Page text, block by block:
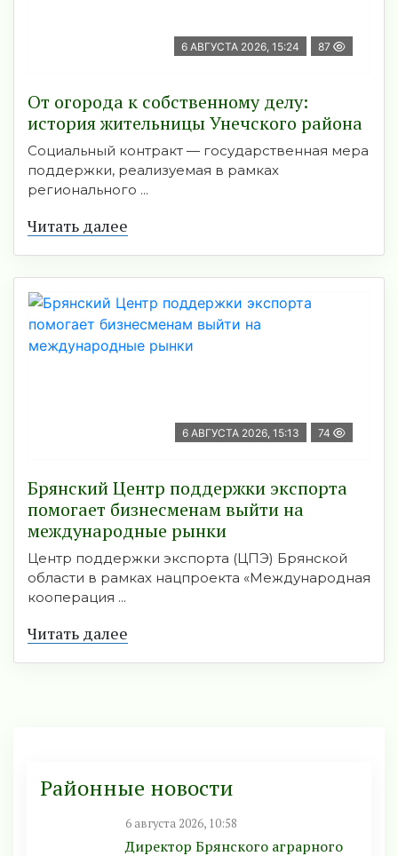
6 АВГУСТА 2026, 15:24 87
От огорода к собственному делу:
история жительницы Унечского района
Социальный контракт — государственная мера
поддержки, реализуемая в рамках
регионального ...
Читать далее
6 АВГУСТА 2026, 15:13 74
Брянский Центр поддержки экспорта
помогает бизнесменам выйти на
международные рынки
Центр поддержки экспорта (ЦПЭ) Брянской
области в рамках нацпроекта «Международная
кооперация ...
Читать далее
Районные новости
6 августа 2026, 10:58
Директор Брянского аграрного